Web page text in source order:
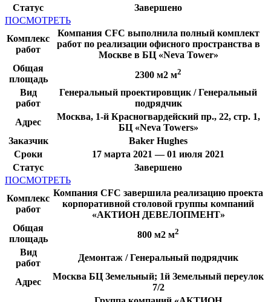
Статус
Завершено
ПОСМОТРЕТЬ
Комплекс
работ
Компания CFC выполнила полный комплект
работ по реализации офисного пространства в
Москве в БЦ «Neva Tower»
Общая
площадь
2300 м2 м2
Вид
работ
Генеральный проектировщик / Генеральный
подрядчик
Адрес
Москва, 1-й Красногвардейский пр., 22, стр. 1,
БЦ «Neva Towers»
Заказчик
Baker Hughes
Сроки
17 марта 2021 — 01 июля 2021
Статус
Завершено
ПОСМОТРЕТЬ
Комплекс
работ
Компания CFC завершила реализацию проекта
корпоративной столовой группы компаний
«АКТИОН ДЕВЕЛОПМЕНТ»
Общая
площадь
800 м2 м2
Вид
работ
Демонтаж / Генеральный подрядчик
Адрес
Москва БЦ Земельный; 1й Земельный переулок
7/2